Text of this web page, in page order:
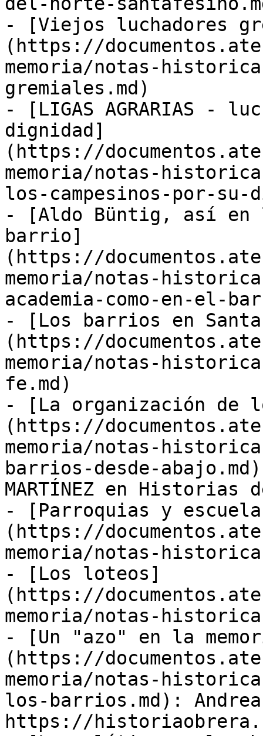
- [Viejos luchadores
(https://
memoria/notas-
gremiales.md)
- [LIGAS AGRARIAS -
dignidad]
(https://
memoria/notas-
los-campesinos-por-su-
- [Aldo Büntig, así en
barrio]
(https://
memoria/notas-
academia-como-en-el-
- [Los barrios en
(https://
memoria/notas-
fe.md)
- [La organización de
(https://
memoria/notas-
barrios-desde-
MARTÍNEZ en
- [Parroquias y
(https://
memoria/notas-
- [Los loteos]
(https://
memoria/notas-
- [Un "azo" en la
(https://
memoria/notas-
los-barrios.md):
https://